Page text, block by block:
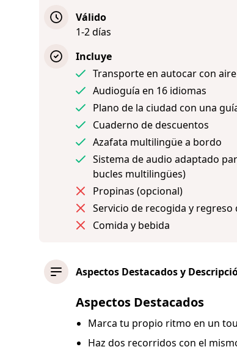
Válido
1-2 días
Incluye
Transporte en autocar con
Audioguía en 16 idiomas
Plano de la ciudad con una
Cuaderno de descuentos
Azafata multilingüe a bordo
Sistema de audio adaptado
bucles multilingües)
Propinas (opcional)
Servicio de recogida y regreso
Comida y bebida
Aspectos Destacados y
Aspectos Destacados
Marca tu propio ritmo en un
Haz dos recorridos con el